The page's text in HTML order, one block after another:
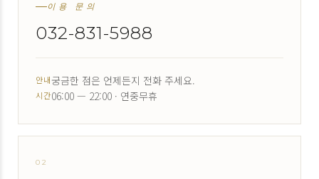
이용 문의
032-831-5988
안내궁금한 점은 언제든지 전화 주세요.
시간06:00 — 22:00 · 연중무휴
02